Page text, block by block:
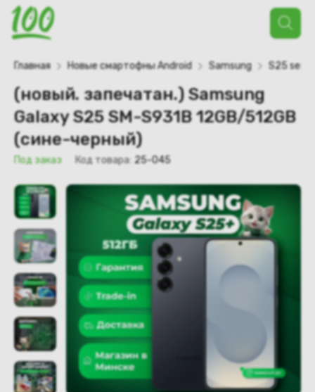
Поиск
товаров
Главная Новые смартофны Android Samsung S25
(новый. запечатан.) Samsung
Galaxy S25 SM-S931B 12GB/512GB
(сине-черный)
Под заказ Код товара: 25-045